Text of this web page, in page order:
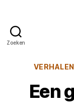
Zoeken
Een